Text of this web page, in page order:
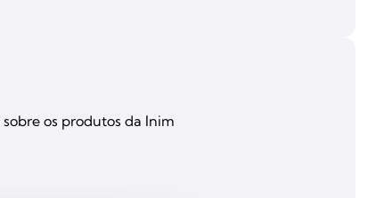
os produtos da Inim